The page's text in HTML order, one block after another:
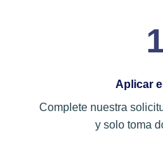
Aplicar
Complete nuestra
y solo toma